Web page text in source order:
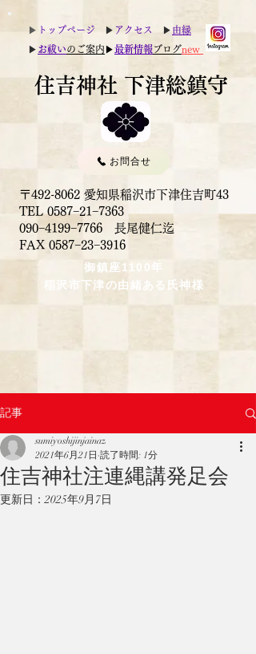
▶︎ トップページ ▶︎ アクセス ▶︎ 由縁
▶︎ お祓いのご案内 ▶︎最新情報ブログnew
住吉神社 下津総鎮守
〒492-8062 愛知県稲沢市下津住吉町43
TEL 0587−21−7363
090−4199−7766 長尾健仁迄
​FAX 0587−23−3916
お問合せ
御鎮座1100年
稲沢市下津の由緒ある氏神様
記事
住吉神社注連縄講発足会
sumiyoshijinjainaz
2021年6月21日 読了時間: 1分
更新日：2025年9月7日